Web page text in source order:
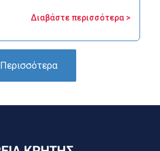
Διαβάστε περισσότερα >
Περισσότερα